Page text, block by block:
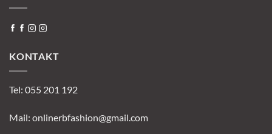
KONTAKT
Tel: 055 201 192
Mail: onlinerbfashion@gmail.com